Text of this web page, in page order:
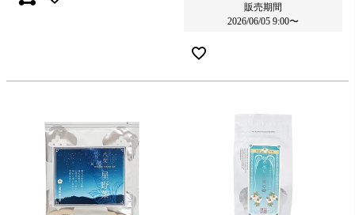
販売期間
2026/06/05 9:00〜